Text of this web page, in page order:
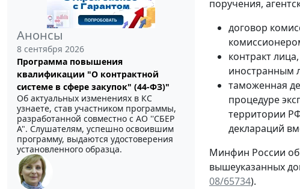
Анонсы
8 сентября 2026
Программа повышения
квалификации "О контрактной
системе в сфере закупок" (44-ФЗ)"
Об актуальных изменениях в КС
узнаете, став участником программы,
разработанной совместно с АО ''СБЕР
А". Слушателям, успешно освоившим
программу, выдаются удостоверения
установленного образца.
поручения,
договор
контракт
иностранным
таможенная
процедуре
территории
деклараций
Минфин России
вышеуказанных
08/65734).